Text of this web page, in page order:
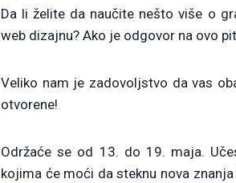
Da li želite da naučite nešto više o
web dizajnu? Ako je odgovor na ovo
Veliko nam je zadovoljstvo da vas
otvorene!
Održaće se od 13. do 19. maja.
kojima će moći da steknu nova